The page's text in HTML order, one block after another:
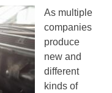
As multiple
companies
produce
new and
different
kinds of